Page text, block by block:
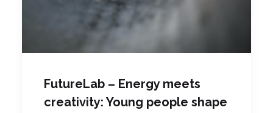
FutureLab – Energy meets
creativity: Young people shape